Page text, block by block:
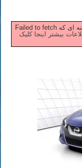
Failed to fetch ارور : آدرس فایل پی دی اف باید دقیقا روی دامنه ای که
بیشتر اینجا کلیک